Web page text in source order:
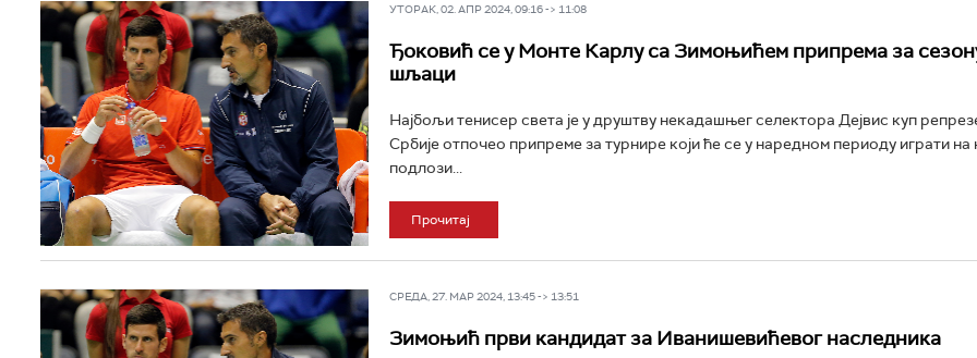
УТОРАК, 02. АПР 2024, 09:16 -> 11:08
Ђоковић се у Монте Карлу са Зимоњићем припрема за
шљаци
Најбољи тенисер света је у друштву некадашњег селектора Дејвис куп
Србије отпочео припреме за турнире који ће се у наредном периоду играти на
подлози...
Прочитај
СРЕДА, 27. МАР 2024, 13:45 -> 13:51
Зимоњић први кандидат за Иванишевићевог наследника